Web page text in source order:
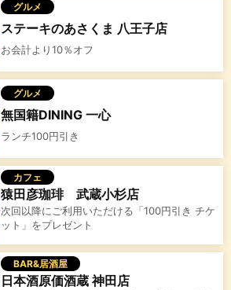
グルメ
ステーキのあさくま 八王子店
お会計より10％オフ
グルメ
無国籍DINING 一心
ランチ100円引き
カフェ
猿田彦珈琲 武蔵小杉店
次回以降にご利用いただける「100円引き チケ
ット」をプレゼント
BAR&居酒屋
日本酒原価酒蔵 神田店